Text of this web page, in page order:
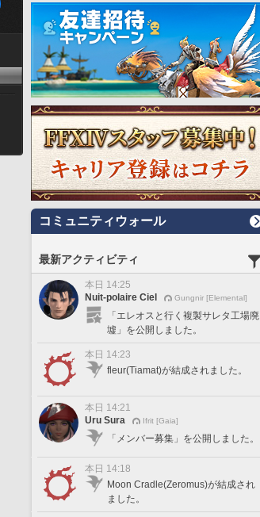
コミュニティウォール
最新アクティビティ
本日 14:25
Nuit-polaire Ciel
Gungnir [Elemental]
「エレオスと行く複製サレタ工場廃
墟」を公開しました。
本日 14:23
fleur(Tiamat)が結成されました。
本日 14:21
Uru Sura
Ifrit [Gaia]
「メンバー募集」を公開しました。
本日 14:18
Moon Cradle(Zeromus)が結成され
ました。